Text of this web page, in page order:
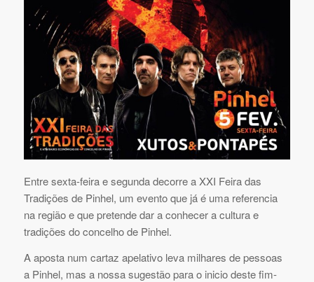
Entre sexta-feira e segunda decorre a XXI Feira das
Tradições de Pinhel, um evento que já é uma referencia
na região e que pretende dar a conhecer a cultura e
tradições do concelho de Pinhel.
A aposta num cartaz apelativo leva milhares de pessoas
a Pinhel, mas a nossa sugestão para o inicio deste fim-